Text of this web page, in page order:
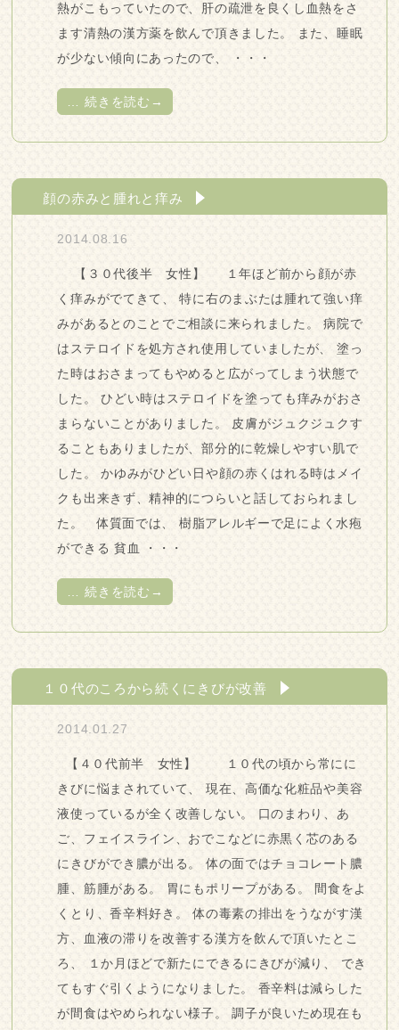
熱がこもっていたので、肝の疏泄を良くし血熱をさ
ます清熱の漢方薬を飲んで頂きました。 また、睡眠
が少ない傾向にあったので、 ・・・
… 続きを読む→
顔の赤みと腫れと痒み
2014.08.16
【３０代後半 女性】 １年ほど前から顔が赤
く痒みがでてきて、 特に右のまぶたは腫れて強い痒
みがあるとのことでご相談に来られました。 病院で
はステロイドを処方され使用していましたが、 塗っ
た時はおさまってもやめると広がってしまう状態で
した。 ひどい時はステロイドを塗っても痒みがおさ
まらないことがありました。 皮膚がジュクジュクす
ることもありましたが、部分的に乾燥しやすい肌で
した。 かゆみがひどい日や顔の赤くはれる時はメイ
クも出来きず、精神的につらいと話しておられまし
た。 体質面では、 樹脂アレルギーで足によく水疱
ができる 貧血 ・・・
… 続きを読む→
１０代のころから続くにきびが改善
2014.01.27
【４０代前半 女性】 １０代の頃から常にに
きびに悩まされていて、 現在、高価な化粧品や美容
液使っているが全く改善しない。 口のまわり、あ
ご、フェイスライン、おでこなどに赤黒く芯のある
にきびができ膿が出る。 体の面ではチョコレート膿
腫、筋腫がある。 胃にもポリープがある。 間食をよ
くとり、香辛料好き。 体の毒素の排出をうながす漢
方、血液の滞りを改善する漢方を飲んで頂いたとこ
ろ、 １か月ほどで新たにできるにきびが減り、 でき
てもすぐ引くようになりました。 香辛料は減らした
が間食はやめられない様子。 調子が良いため現在も